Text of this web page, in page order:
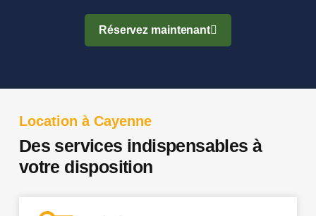
Réservez maintenant
Location à Cayenne
Des services indispensables à
votre disposition​